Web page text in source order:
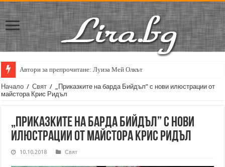
Автори за препрочитане: Луиза Мей Олкът
Кирил Кадийски: „Плачът на големия поет винаги е и сила, и
Начало / Свят / „Приказките на барда Бийдъл” с нови илюстрации от
майстора Крис Ридъл
„Приказките на барда Бийдъл” с нови
илюстрации от майстора Крис Ридъл
10.10.2018 Свят